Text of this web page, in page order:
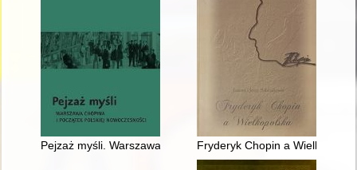
Pejzaż myśli. Warszawa Chopina i początek polskiej
Fryderyk Chopin a